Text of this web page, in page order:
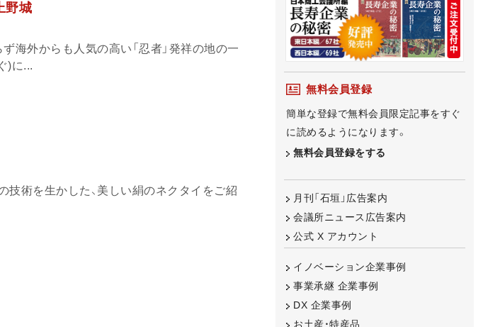
野城
海外からも人気の高い「忍者」発祥の地の一
)に...
技術を生かした、美しい絹のネクタイをご紹
無料会員登録
簡単な登録で無料会員限定記事をすぐ
に読めるようになります。
無料会員登録をする
月刊「石垣」広告案内
会議所ニュース広告案内
公式 X アカウント
イノベーション企業事例
事業承継 企業事例
DX 企業事例
お土産・特産品